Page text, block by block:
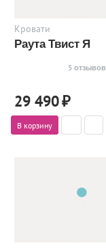
Кровати
Раута Твист Я
5 отзывов
29 490₽
В корзину